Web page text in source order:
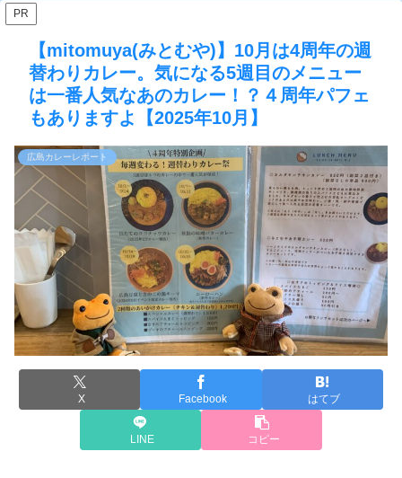
PR
【mitomuya(みとむや)】10月は4周年の週
替わりカレー。気になる5週目のメニュー
は一番人気なあのカレー！？４周年パフェ
もありますよ【2025年10月】
広島カレーレポート
X Facebook はてブ
LINE コピー